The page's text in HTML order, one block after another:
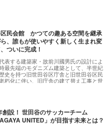
民会館 かつての趣ある空間を継承
、誰もが使いやすく新しく生まれ変
ついに完成！
表する建築家・故前川國男氏の設計によ
最先端のモダニズム建築として、半世紀
史を持つ旧世田谷区庁舎と旧世田谷区民
朽化に伴い、旧庁舎の建て替え工事と世
提供してきた世田谷区民会館の新たな魅
いてお話を伺いました。
創設！ 世田谷のサッカーチーム
UNITED」が目指す未来とは？